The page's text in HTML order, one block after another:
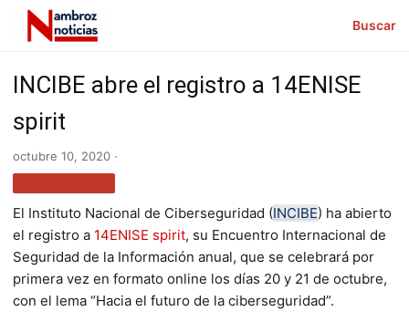
Buscar
INCIBE abre el registro a 14ENISE
spirit
octubre 10, 2020 ·
El Instituto Nacional de Ciberseguridad (INCIBE) ha abierto
el registro a 14ENISE spirit, su Encuentro Internacional de
Seguridad de la Información anual, que se celebrará por
primera vez en formato online los días 20 y 21 de octubre,
con el lema “Hacia el futuro de la ciberseguridad”.